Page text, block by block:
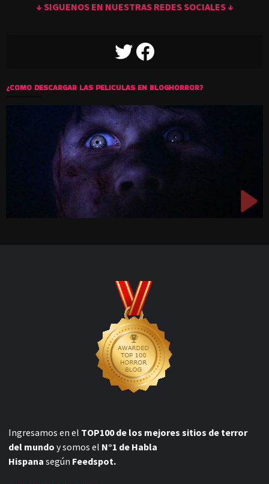
↓ SIGUENOS EN NUESTRAS REDES SOCIALES ↓
TWITTERFACEBOOK
¿COMO DESCARGAR LAS PELICULAS EN BLOGHORROR?
Ingresamos en el TOP100 de los mejores sitios de terror
del mundo y somos el N°1 de Habla
Hispana según Feedspot.